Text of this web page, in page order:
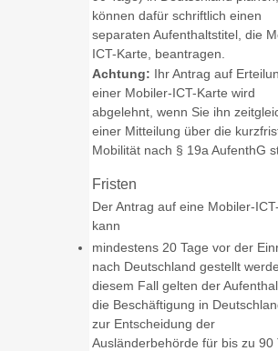
können dafür schriftlich einen
separaten Aufenthaltstitel, die
ICT-Karte, beantragen.
Achtung: Ihr Antrag auf
einer Mobiler-ICT-Karte wird
abgelehnt, wenn Sie ihn
einer Mitteilung über die
Mobilität nach § 19a AufenthG
Fristen
Der Antrag auf eine Mobiler-
kann
mindestens 20 Tage vor der
nach Deutschland gestellt
diesem Fall gelten der
die Beschäftigung in
zur Entscheidung der
Ausländerbehörde für bis zu 90